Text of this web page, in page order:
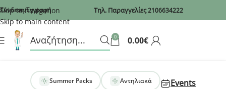
Recaptcha
Skip to navigation
Skip to main content
Σύνδεση/Εγγραφή Τηλ. Παραγγελίες2106634222
0 0.00€
Summer Packs Αντηλιακά Events